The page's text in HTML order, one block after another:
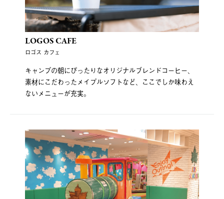
LOGOS CAFE
ロゴス カフェ
キャンプの朝にぴったりなオリジナルブレンドコーヒー、
素材にこだわったメイプルソフトなど、ここでしか味わえ
ないメニューが充実。